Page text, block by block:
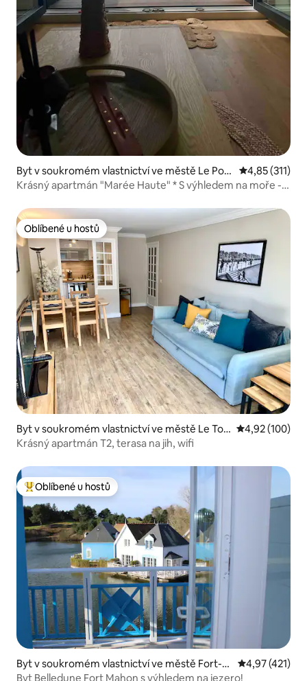
Byt v soukromém vlastnictví ve městě Le Port
el
Průměrné
4,85 (311)
Krásný apartmán "Marée Haute" * S výhledem na moře -
Oblíbené u hostů
Oblíbené u hostů
Byt v soukromém vlastnictví ve městě Le Tou
quet
Průměrné
4,92 (100)
Krásný apartmán T2, terasa na jih, wifi
Nejlepší v kategorii Oblíbené u hostů
Oblíbené u hostů
Byt v soukromém vlastnictví ve městě Fort-M
ahon-Plage
Průměrné
4,97 (421)
Byt Belledune Fort Mahon s výhledem na jezero!